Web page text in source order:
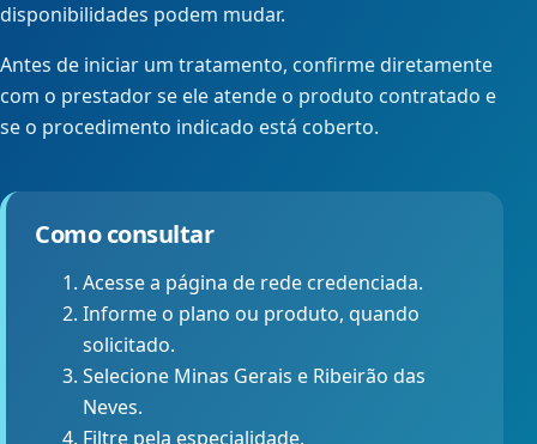
disponibilidades podem mudar.
Antes de iniciar um tratamento, confirme diretamente
com o prestador se ele atende o produto contratado e
se o procedimento indicado está coberto.
Como consultar
Acesse a página de rede credenciada.
Informe o plano ou produto, quando
solicitado.
Selecione Minas Gerais e Ribeirão das
Neves.
Filtre pela especialidade.